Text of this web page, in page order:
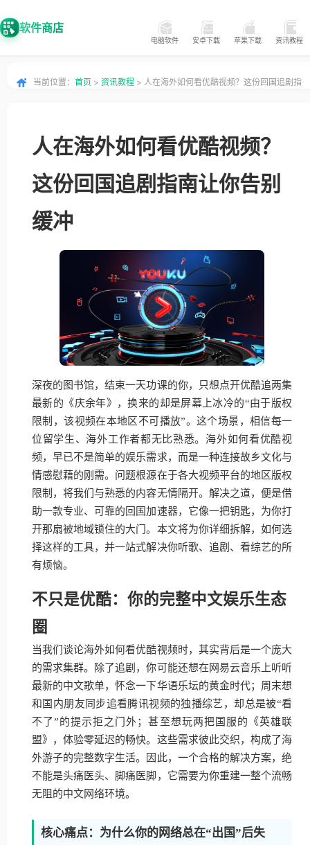
软件商店
电脑软件 安卓下载 苹果下载 资讯教程
当前位置： 首页 > 资讯教程 > 人在海外如何看优酷视频？这份回国追剧指
人在海外如何看优酷视频？
这份回国追剧指南让你告别
缓冲
深夜的图书馆，结束一天功课的你，只想点开优酷追两集
最新的《庆余年》，换来的却是屏幕上冰冷的“由于版权
限制，该视频在本地区不可播放”。这个场景，相信每一
位留学生、海外工作者都无比熟悉。海外如何看优酷视
频，早已不是简单的娱乐需求，而是一种连接故乡文化与
情感慰藉的刚需。问题根源在于各大视频平台的地区版权
限制，将我们与熟悉的内容无情隔开。解决之道，便是借
助一款专业、可靠的回国加速器，它像一把钥匙，为你打
开那扇被地域锁住的大门。本文将为你详细拆解，如何选
择这样的工具，并一站式解决你听歌、追剧、看综艺的所
有烦恼。
不只是优酷：你的完整中文娱乐生态
圈
当我们谈论海外如何看优酷视频时，其实背后是一个庞大
的需求集群。除了追剧，你可能还想在网易云音乐上听听
最新的中文歌单，怀念一下华语乐坛的黄金时代；周末想
和国内朋友同步追看腾讯视频的独播综艺，却总是被“看
不了”的提示拒之门外；甚至想玩两把国服的《英雄联
盟》，体验零延迟的畅快。这些需求彼此交织，构成了海
外游子的完整数字生活。因此，一个合格的解决方案，绝
不能是头痛医头、脚痛医脚，它需要为你重建一整个流畅
无阻的中文网络环境。
核心痛点：为什么你的网络总在“出国”后失